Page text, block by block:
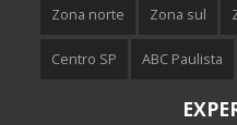
Zona norte Zona sul
Centro SP ABC Paulista